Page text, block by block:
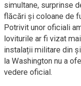
simultane, surprinse
flăcări și coloane de
Potrivit unor oficiali
loviturile ar fi vizat
instalații militare din
la Washington nu a
vedere oficial.